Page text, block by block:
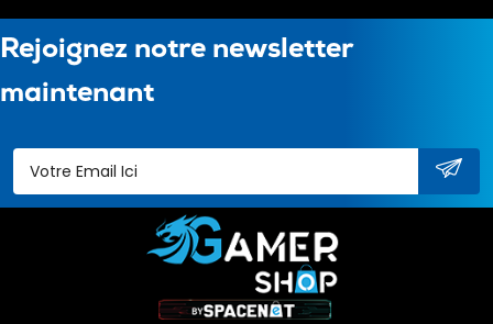
Rejoignez notre newsletter
maintenant